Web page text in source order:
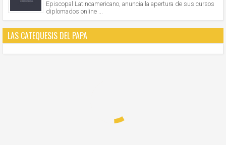
Episcopal Latinoamericano, anuncia la apertura de sus cursos
diplomados online ...
LAS CATEQUESIS DEL PAPA